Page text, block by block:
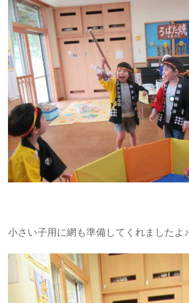
小さい子用に網も準備してくれましたよ♪